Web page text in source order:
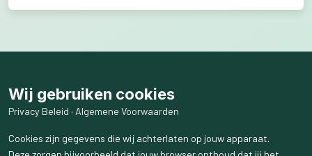
Wij gebruiken cookies
Privacy Beleid · Algemene Voorwaarden
Cookies zijn gegevens die wij achterlaten op jouw apparaat.